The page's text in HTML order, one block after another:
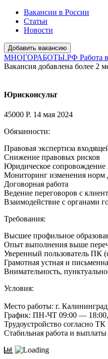
Вакансии в России
Статьи
Новости
МНОГОРАБОТЫ.РФ Работа в
Вакансия добавлена более 2
Юрисконсульт
45000 Р. 14 мая 2024
Обязанности:
Правовая экспертиза
Снижение правовых рисков
Юридическое сопровождение
Мониторинг изменения норм
Договорная работа
Ведение переговоров с
Взаимодействие с органами
Требования:
Высшее профильное
Опыт выполнения выше
Уверенный пользователь ПК
Грамотная устная и
Внимательность,
Условия:
Место работы: г.
График: ПН-ЧТ 09:00 —
Трудоустройство согласно
Стабильная работа и выплаты